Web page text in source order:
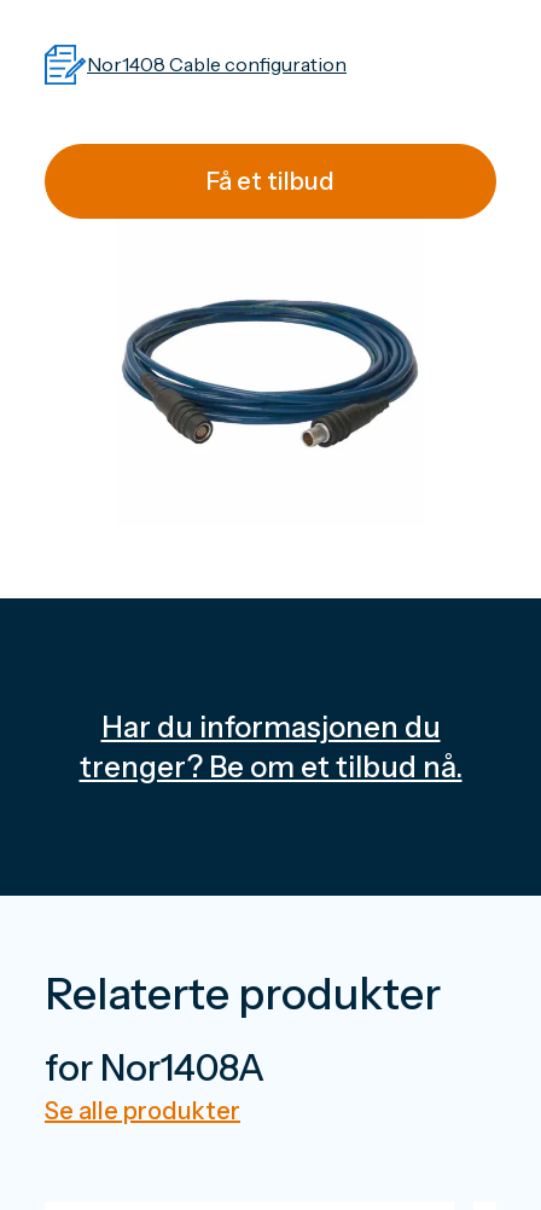
Nor1408 Cable configuration
Få et tilbud
Har du informasjonen du
trenger? Be om et tilbud nå.
Relaterte produkter
for Nor1408A
Se alle produkter